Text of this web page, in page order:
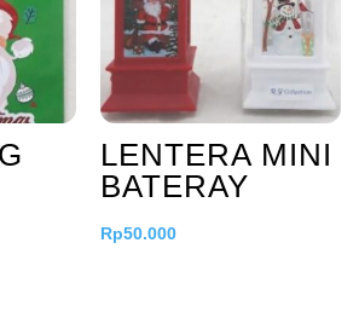
LENTERA MINI
BATERAY
Rp50.000